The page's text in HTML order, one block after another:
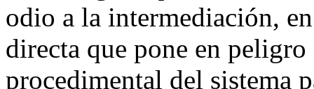
odio a la intermediación,
directa que pone en
procedimental del sistema